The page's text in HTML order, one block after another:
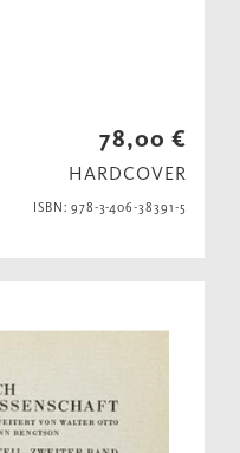
78,00 €
HARDCOVER
ISBN: 978-3-406-38391-5